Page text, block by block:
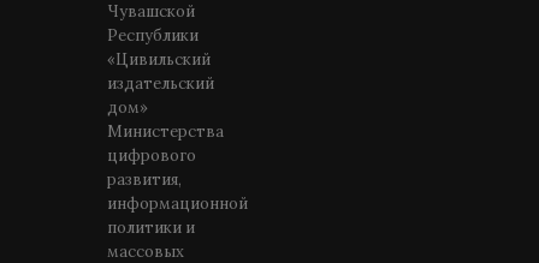
Чувашской
Республики
«Цивильский
издательский
дом»
Министерства
цифрового
развития,
информационной
политики и
массовых